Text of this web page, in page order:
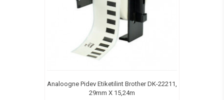
Analoogne Pidev Etiketilint Brother DK-22211,
29mm X 15,24m